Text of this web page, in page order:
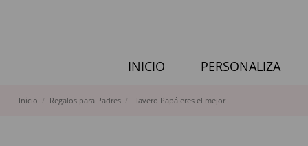
INICIO PERSONALIZA
Inicio Regalos para Padres Llavero Papá eres el mejor